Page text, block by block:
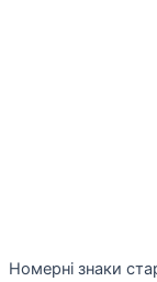
Номерні знаки